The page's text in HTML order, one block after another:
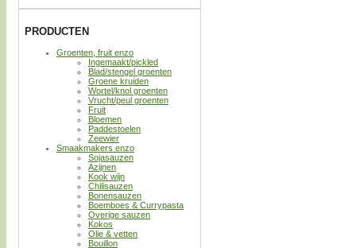
PRODUCTEN
Groenten, fruit enzo
Ingemaakt/pickled
Blad/stengel groenten
Groene kruiden
Wortel/knol groenten
Vrucht/peul groenten
Fruit
Bloemen
Paddestoelen
Zeewier
Smaakmakers enzo
Sojasauzen
Azijnen
Kook wijn
Chilisauzen
Bonensauzen
Boemboes & Currypasta
Overige sauzen
Kokos
Olie & vetten
Bouillon